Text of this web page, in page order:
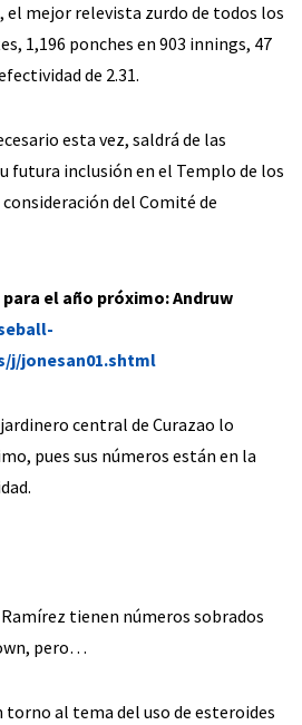
el mejor relevista zurdo de todos los
1,196 ponches en 903 innings, 47
de 2.31.
esta vez, saldrá de las
futura inclusión en el Templo de los
del Comité de
el año próximo: Andruw
j/jonesan01.shtml
central de Curazao lo
pues sus números están en la
tienen números sobrados
pero…
al tema del uso de esteroides